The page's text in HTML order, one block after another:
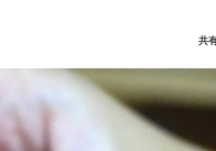
共